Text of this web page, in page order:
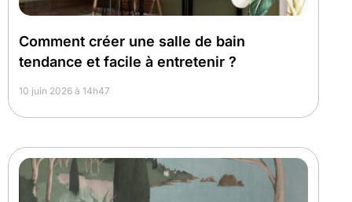
Comment créer une salle de bain
tendance et facile à entretenir ?
10 juin 2026 à 14h47